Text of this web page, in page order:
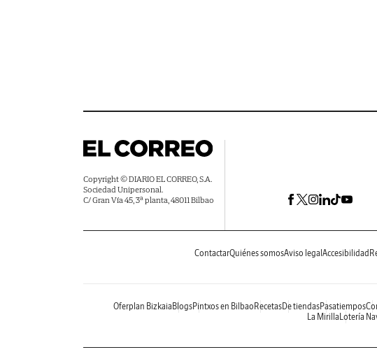
Copyright © DIARIO EL CORREO, S.A.
Sociedad Unipersonal.
C/ Gran Vía 45, 3ª planta, 48011 Bilbao
ContactarQuiénes somosAviso legal Accesibilidad
Oferplan Bizkaia BlogsPintxos en Bilbao RecetasDe tiendasPasatiempos
La Mirilla Lotería